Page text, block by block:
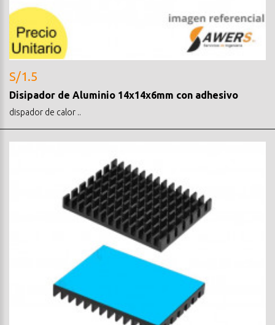
S/1.5
Disipador de Aluminio 14x14x6mm con adhesivo
dispador de calor ..